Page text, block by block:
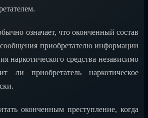
означает, что оконченный состав
сообщения приобретателю информации
наркотического средства независимо
ли приобретатель наркотическое
оконченным преступление, когда